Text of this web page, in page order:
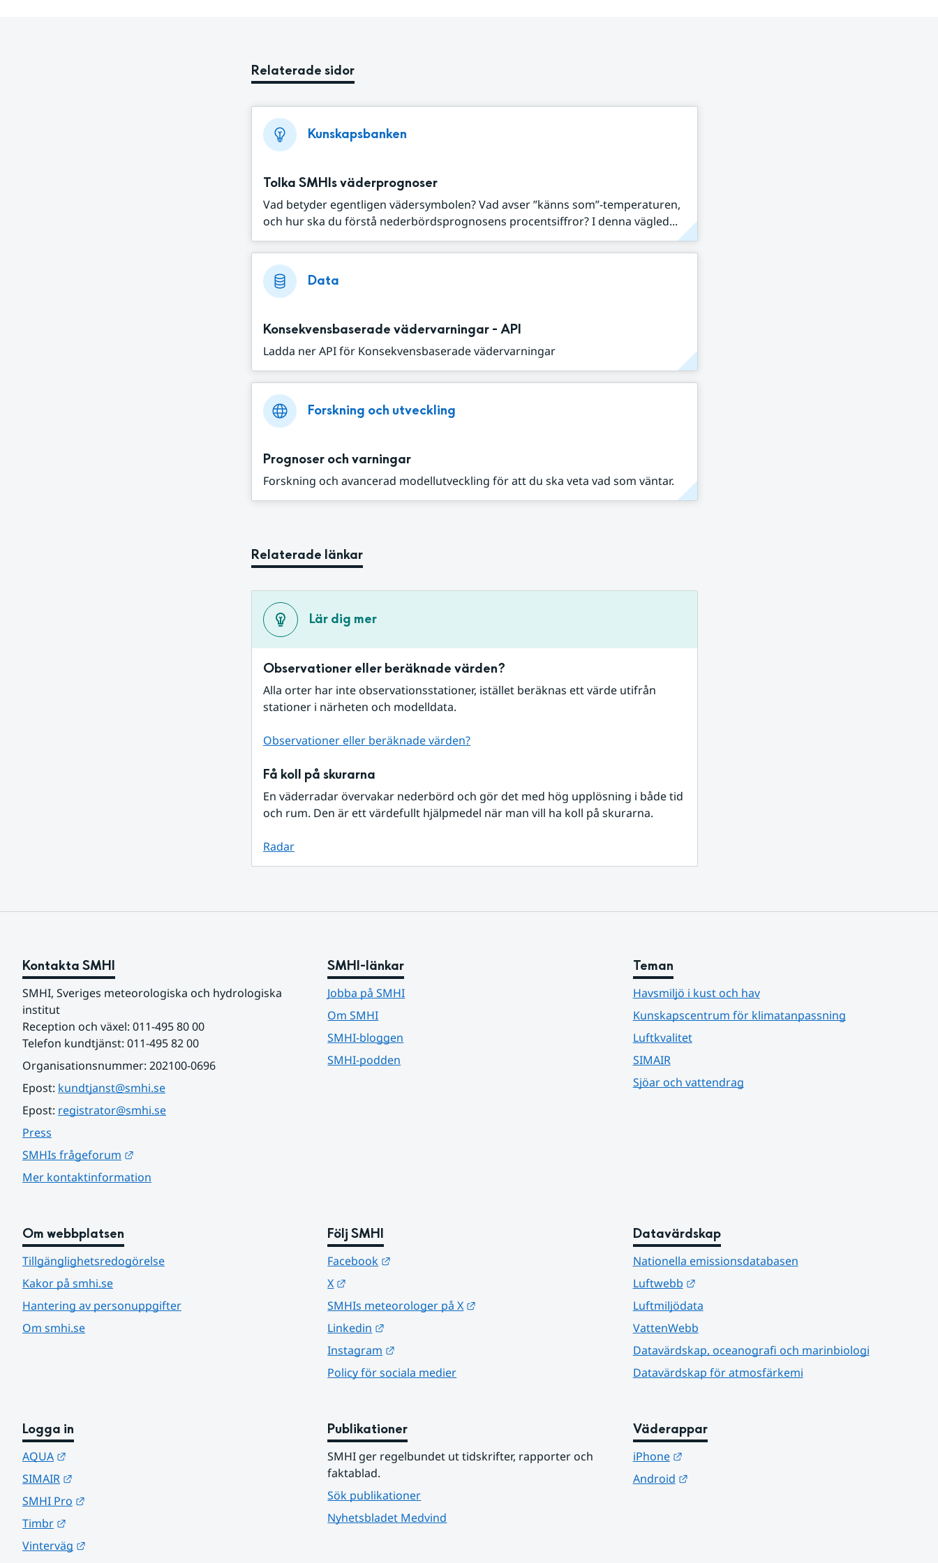
Relaterade sidor
Kunskapsbanken
Tolka SMHIs väderprognoser
Vad betyder egentligen vädersymbolen? Vad avser ”känns som”-temperaturen,
och hur ska du förstå nederbördsprognosens procentsiffror? I denna vägled...
Data
Konsekvensbaserade vädervarningar - API
Ladda ner API för Konsekvensbaserade vädervarningar
Forskning och utveckling
Prognoser och varningar
Forskning och avancerad modellutveckling för att du ska veta vad som väntar.
Relaterade länkar
Lär dig mer
Observationer eller beräknade värden?
Alla orter har inte observationsstationer, istället beräknas ett värde utifrån
stationer i närheten och modelldata.
Observationer eller beräknade värden?
Få koll på skurarna
En väderradar övervakar nederbörd och gör det med hög upplösning i både tid
och rum. Den är ett värdefullt hjälpmedel när man vill ha koll på skurarna.
Radar
Kontakta SMHI
SMHI, Sveriges meteorologiska och hydrologiska
institut
Reception och växel: 011-495 80 00
Telefon kundtjänst: 011-495 82 00
Organisationsnummer: 202100-0696
Epost: kundtjanst@smhi.se
Epost: registrator@smhi.se
Press
SMHIs frågeforum
Mer kontaktinformation
SMHI-länkar
Jobba på SMHI
Om SMHI
SMHI-bloggen
SMHI-podden
Teman
Havsmiljö i kust och hav
Kunskapscentrum för klimatanpassning
Luftkvalitet
SIMAIR
Sjöar och vattendrag
Om webbplatsen
Tillgänglighetsredogörelse
Kakor på smhi.se
Hantering av personuppgifter
Om smhi.se
Följ SMHI
Facebook
X
SMHIs meteorologer på X
Linkedin
Instagram
Policy för sociala medier
Datavärdskap
Nationella emissionsdatabasen
Luftwebb
Länk till annan webbplats.
Luftmiljödata
VattenWebb
Datavärdskap, oceanografi och marinbiologi
Datavärdskap för atmosfärkemi
Logga in
AQUA
SIMAIR
SMHI Pro
Timbr
Vinterväg
Publikationer
SMHI ger regelbundet ut tidskrifter, rapporter och
faktablad.
Sök publikationer
Nyhetsbladet Medvind
Väderappar
iPhone
Länk till annan webbplats.
Android
Länk till annan webbplats.